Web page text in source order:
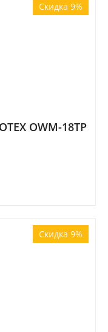
Скидка 9%
OWM-18TP
Скидка 9%